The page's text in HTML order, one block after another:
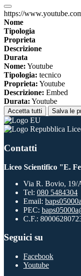
https://
Nome
Tipologia
Proprieta
Descrizione
Durata
Nome: Youtube
Tipologia: tecnico
Proprieta: Youtube
Descrizione: Embed
Durata: Youtube
Accetta tutti Salva le
Contatti
Liceo Scientifico "E.
Via R. Bovio, 19/
Tel: 080 5484304
Email:
PEC:
C.F.:
Seguici su
Facebook
Youtube